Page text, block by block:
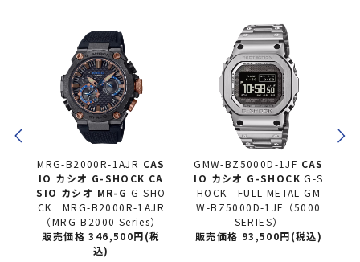
1AJR CAS
G-SHOCK CA
オ MR-G G-SHO
B2000R-1AJR
B2000 Series）
格 346,500円(税
GMW-BZ5000D-1JF CAS
IO カシオ
G-SHOCKG-S
HOCK FULL METAL GM
W-BZ5000D-1JF（5000
販売価格 93,500円(税込)
GMW-
SIO カシオ
SHOCK FULL
W-
販売価格